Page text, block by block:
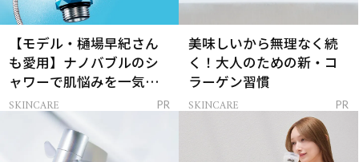
【モデル・樋場早紀さん
も愛用】ナノバブルのシ
ャワーで肌悩みを一気に
解決
SKINCARE PR
美味しいから無理なく続
く！大人のための新・コ
ラーゲン習慣
SKINCARE PR